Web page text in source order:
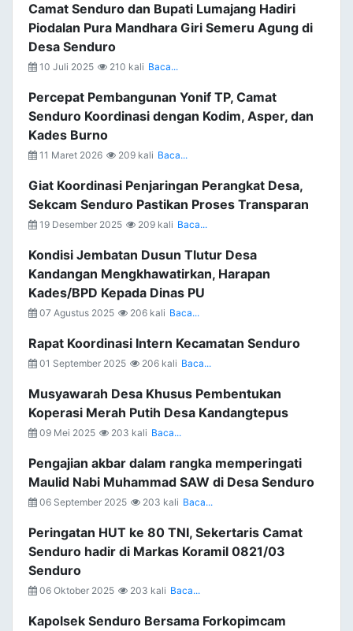
Camat Senduro dan Bupati Lumajang Hadiri
Piodalan Pura Mandhara Giri Semeru Agung di
Desa Senduro
10 Juli 2025 210 kali Baca...
Percepat Pembangunan Yonif TP, Camat
Senduro Koordinasi dengan Kodim, Asper, dan
Kades Burno
11 Maret 2026 209 kali Baca...
Giat Koordinasi Penjaringan Perangkat Desa,
Sekcam Senduro Pastikan Proses Transparan
19 Desember 2025 209 kali Baca...
Kondisi Jembatan Dusun Tlutur Desa
Kandangan Mengkhawatirkan, Harapan
Kades/BPD Kepada Dinas PU
07 Agustus 2025 206 kali Baca...
Rapat Koordinasi Intern Kecamatan Senduro
01 September 2025 206 kali Baca...
Musyawarah Desa Khusus Pembentukan
Koperasi Merah Putih Desa Kandangtepus
09 Mei 2025 203 kali Baca...
Pengajian akbar dalam rangka memperingati
Maulid Nabi Muhammad SAW di Desa Senduro
06 September 2025 203 kali Baca...
Peringatan HUT ke 80 TNI, Sekertaris Camat
Senduro hadir di Markas Koramil 0821/03
Senduro
06 Oktober 2025 203 kali Baca...
Kapolsek Senduro Bersama Forkopimcam